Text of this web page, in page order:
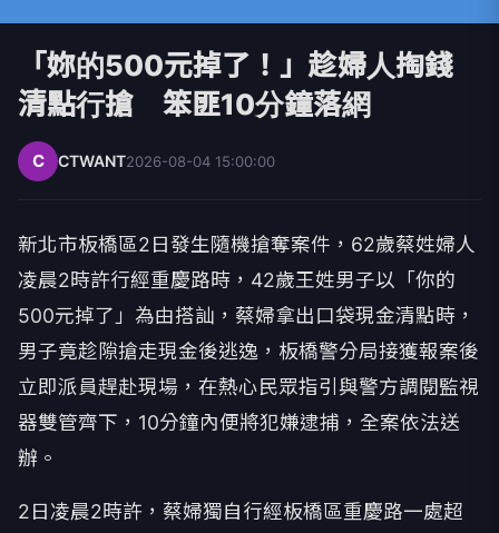
「妳的500元掉了！」趁婦人掏錢
清點行搶 笨匪10分鐘落網
C CTWANT2026-08-04 15:00:00
新北市板橋區2日發生隨機搶奪案件，62歲蔡姓婦人
凌晨2時許行經重慶路時，42歲王姓男子以「你的
500元掉了」為由搭訕，蔡婦拿出口袋現金清點時，
男子竟趁隙搶走現金後逃逸，板橋警分局接獲報案後
立即派員趕赴現場，在熱心民眾指引與警方調閱監視
器雙管齊下，10分鐘內便將犯嫌逮捕，全案依法送
辦。
2日凌晨2時許，蔡婦獨自行經板橋區重慶路一處超